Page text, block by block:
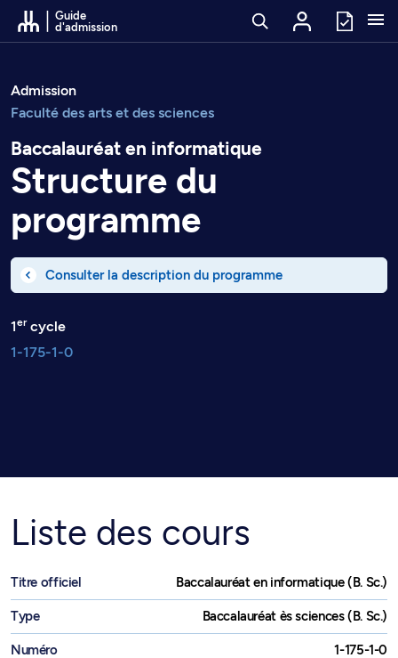
Passer au contenu
Guide
d'admission
Admission
Faculté des arts et des sciences
Baccalauréat en informatique
Structure du
programme
Consulter la description du programme
1ercycle
1-175-1-0
Liste des cours
Titre officiel Baccalauréat en informatique (B. Sc.)
Type Baccalauréat ès sciences (B. Sc.)
Numéro 1-175-1-0